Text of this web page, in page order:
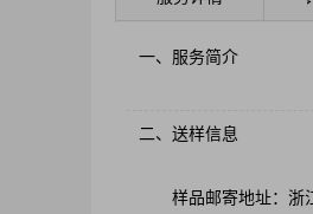
一、服务简介
二、送样信息
样品邮寄地址：浙